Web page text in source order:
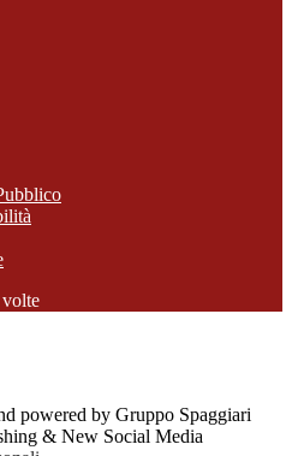
volte
powered by Gruppo Spaggiari
& New Social Media